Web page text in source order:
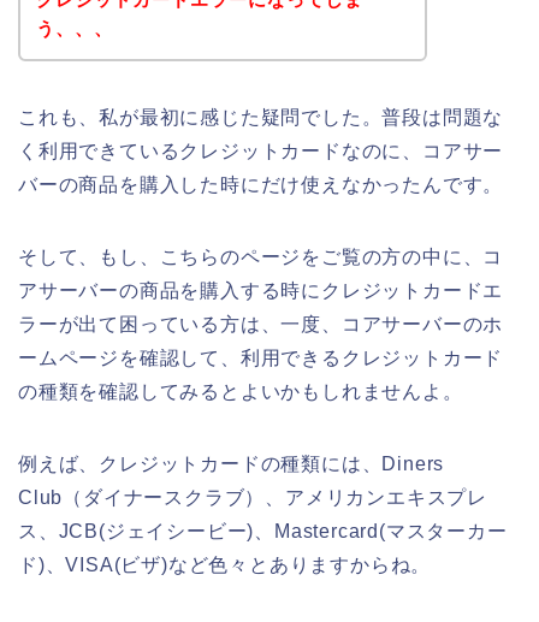
う、、、
これも、私が最初に感じた疑問でした。普段は問題な
く利用できているクレジットカードなのに、コアサー
バーの商品を購入した時にだけ使えなかったんです。
そして、もし、こちらのページをご覧の方の中に、コ
アサーバーの商品を購入する時にクレジットカードエ
ラーが出て困っている方は、一度、コアサーバーのホ
ームページを確認して、利用できるクレジットカード
の種類を確認してみるとよいかもしれませんよ。
例えば、クレジットカードの種類には、Diners
Club（ダイナースクラブ）、アメリカンエキスプレ
ス、JCB(ジェイシービー)、Mastercard(マスターカー
ド)、VISA(ビザ)など色々とありますからね。